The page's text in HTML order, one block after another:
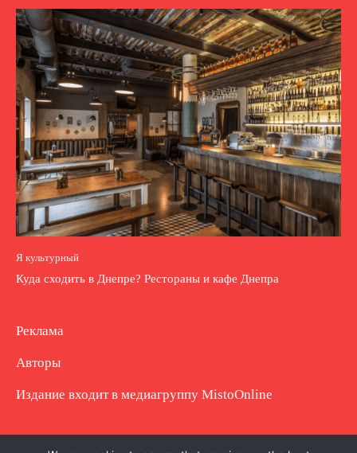
Я культурный
Куда сходить в Днепре? Рестораны и кафе Днепра
Реклама
Авторы
Издание входит в медиагруппу MistoOnline